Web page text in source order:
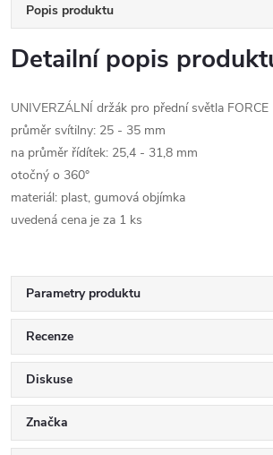
Popis produktu
Detailní popis
UNIVERZÁLNÍ držák pro přední světla FORCE
průměr svítilny: 25 - 35 mm
na průměr řídítek: 25,4 - 31,8 mm
otočný o 360°
materiál: plast, gumová objímka
uvedená cena je za 1 ks
Parametry produktu
Recenze
Diskuse
Značka